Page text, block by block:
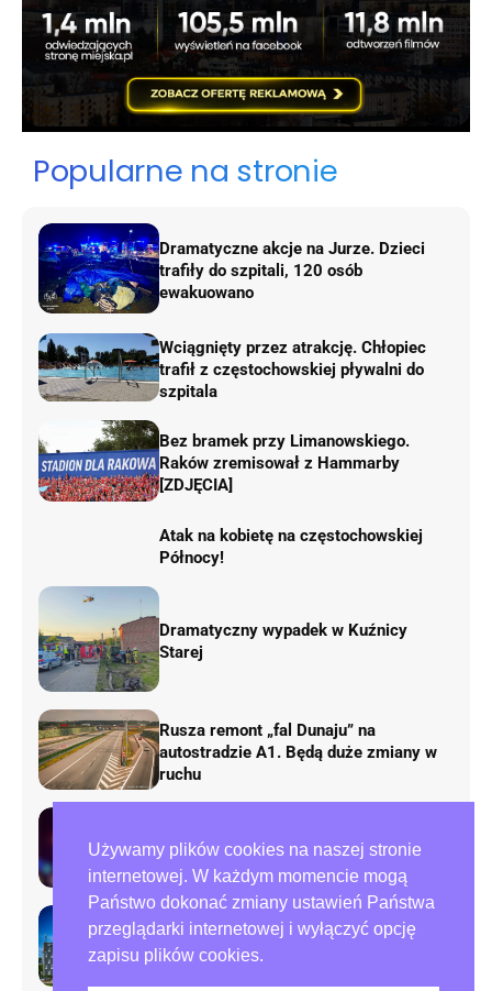
Używamy plików cookies na naszej stronie
internetowej. W każdym momencie mogą
Państwo dokonać zmiany ustawień Państwa
przeglądarki internetowej i wyłączyć opcję
zapisu plików cookies.
Popularne na stronie
Dramatyczne akcje na Jurze. Dzieci
trafiły do szpitali, 120 osób
ewakuowano
Wciągnięty przez atrakcję. Chłopiec
trafił z częstochowskiej pływalni do
szpitala
Bez bramek przy Limanowskiego.
Raków zremisował z Hammarby
[ZDJĘCIA]
Atak na kobietę na częstochowskiej
Północy!
Dramatyczny wypadek w Kuźnicy
Starej
Rusza remont „fal Dunaju” na
autostradzie A1. Będą duże zmiany w
ruchu
Tragedia przy ulicy Zana w
Częstochowie. Nie żyje mężczyzna
Preparowanie kart w referendum.
Zawiadomienia do policji i ABW